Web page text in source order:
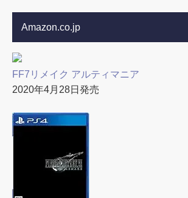
Amazon.co.jp
FF7リメイク アルティマニア
2020年4月28日発売